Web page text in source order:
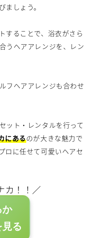
しょう。
することで、浴衣がさら
うヘアアレンジを、レン
フヘアアレンジも合わせ
ット・レンタルを行って
にあるのが大きな魅力で
ロに任せて可愛いヘアセ
カ！！／
か
る